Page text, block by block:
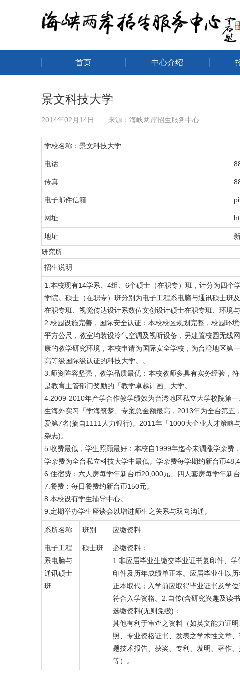
海峡两岸招生服务中心
首页 中心介绍
景文科技大学
2014年02月14日 来源：海峡两岸招生服务中心
学校名称：景文科技大学
电话
传真
电子邮件信箱
网址
地址
研究所
招生说明
1.本校现有14学系、4组、6个硕士（在职专）班，计分为四
学院。硕士（在职专）班分别为电子工程系电脑与通讯硕士班
在职专班、视觉传达设计系数位文创设计硕士在职专班、环境
2.校园设施完善，国际安全认证：本校校区规划完整，校园环
平方公尺，教室均装设冷气空调及视听设备，另建置校园无线
康的教学研究环境，本校申请为国际安全学校，为台湾地区第
高等级国际级认证的科技大学。。
3.师资阵容坚强，教学品质最优：本校教师多具有实务经验，
是教育主管部门奖励的「教学卓越计画」大学。
4.2009-2010年产学合作教学绩效为台湾地区私立大学校院第
生海外实习「学海筑梦」专案总金额最高，2013年为全台第
爱第7名(摘自1111人力银行)。2011年「1000大企业人才策略
杂志)。
5.收费最低，学生照顾最好：本校自1999年迄今未调涨学杂费
学杂费为全台私立科技大学中最低。学杂费每学期约新台币
6.住宿费：六人房每学年新台币20,000元、四人套房每学年新台
7.餐费：每日餐费约新台币150元。
8.本校设有学生辅导中心。
9.定期举办学生座谈会以增进师生之关系与双向沟通。
系所名称 班别 应缴资料
电子工程
系电脑与
通讯硕士
班
硕士班
必缴资料：
1.非应届毕业生缴交毕业证书复印件、学
印件及历年成绩单正本。应届毕业生以
正本取代；入学前应取得毕业证书及学位
符合入学资格。2.自传(含研究兴趣及读书
选缴资料(无则免缴)：
其他有利于审查之资料（如英文能力证
照、专业资格证书、发表之学术性文章
题技术报告、获奖、专利、发明、著作
等）。